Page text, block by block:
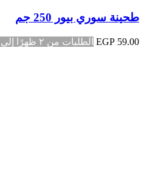
طحينة سوري بيور 250 جم
EGP 59.00 الطلبات من ٢ ظهرًا إلى 1:30 صباحًا